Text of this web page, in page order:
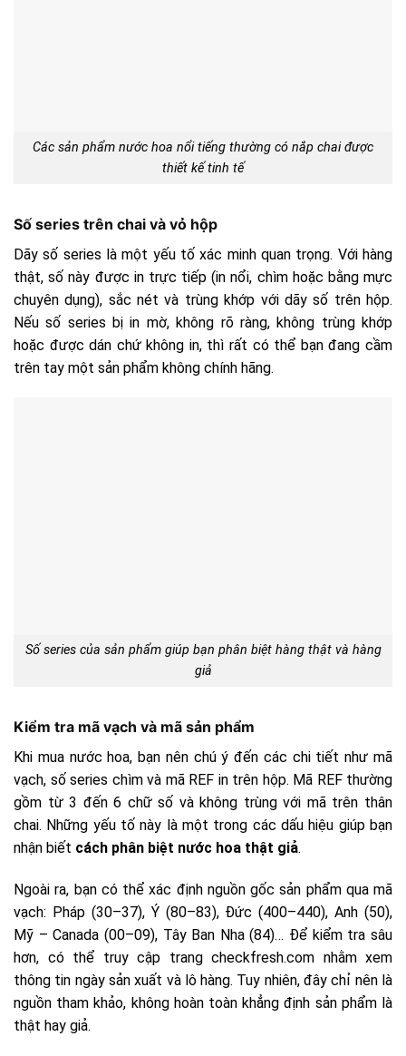
Các sản phẩm nước hoa nổi tiếng thường có nắp chai được
thiết kế tinh tế
Số series trên chai và vỏ hộp
Dãy số series là một yếu tố xác minh quan trọng. Với hàng
thật, số này được in trực tiếp (in nổi, chìm hoặc bằng mực
chuyên dụng), sắc nét và trùng khớp với dãy số trên hộp.
Nếu số series bị in mờ, không rõ ràng, không trùng khớp
hoặc được dán chứ không in, thì rất có thể bạn đang cầm
trên tay một sản phẩm không chính hãng.
Số series của sản phẩm giúp bạn phân biệt hàng thật và hàng
giả
Kiểm tra mã vạch và mã sản phẩm
Khi mua nước hoa, bạn nên chú ý đến các chi tiết như mã
vạch, số series chìm và mã REF in trên hộp. Mã REF thường
gồm từ 3 đến 6 chữ số và không trùng với mã trên thân
chai. Những yếu tố này là một trong các dấu hiệu giúp bạn
nhận biết cách phân biệt nước hoa thật giả.
Ngoài ra, bạn có thể xác định nguồn gốc sản phẩm qua mã
vạch: Pháp (30–37), Ý (80–83), Đức (400–440), Anh (50),
Mỹ – Canada (00–09), Tây Ban Nha (84)… Để kiểm tra sâu
hơn, có thể truy cập trang checkfresh.com nhằm xem
thông tin ngày sản xuất và lô hàng. Tuy nhiên, đây chỉ nên là
nguồn tham khảo, không hoàn toàn khẳng định sản phẩm là
thật hay giả.